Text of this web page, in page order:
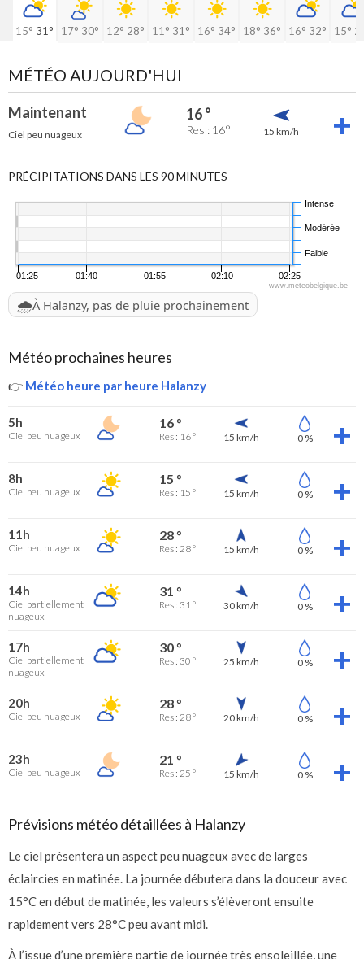
15° 31° 17° 30° 12° 28° 11° 31° 16° 34° 18° 36° 16° 32° 15°
MÉTÉO AUJOURD'HUI
Maintenant
Ciel peu nuageux
16 °
Res : 16° 15 km/h
PRÉCIPITATIONS DANS LES 90 MINUTES
01:25 01:40 01:55 02:10 02:25
Faible
Modérée
Intense
www.meteobelgique.be
🌧️À Halanzy, pas de pluie prochainement
Météo prochaines heures
👉 Météo heure par heure Halanzy
5h
Ciel peu nuageux
16 °
Res : 16 ° 15 km/h 0 %
8h
Ciel peu nuageux
15 °
Res : 15 ° 15 km/h 0 %
11h
Ciel peu nuageux
28 °
Res : 28 ° 15 km/h 0 %
14h
Ciel partiellement
nuageux
31 °
Res : 31 ° 30 km/h 0 %
17h
Ciel partiellement
nuageux
30 °
Res : 30 ° 25 km/h 0 %
20h
Ciel peu nuageux
28 °
Res : 28 ° 20 km/h 0 %
23h
Ciel peu nuageux
21 °
Res : 25 ° 15 km/h 0 %
Prévisions météo détaillées à Halanzy
Le ciel présentera un aspect peu nuageux avec de larges
éclaircies en matinée. La journée débutera dans la douceur avec
15°C en début de matinée, les valeurs s’élèveront ensuite
rapidement vers 28°C peu avant midi.
À l’issue d’une première partie de journée très ensoleillée, une